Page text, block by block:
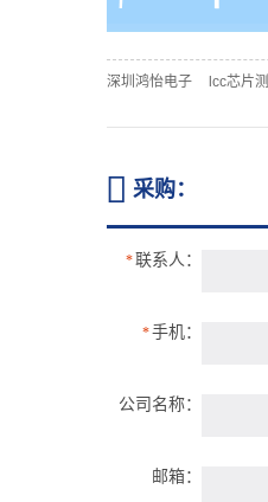
深圳鸿怡电子 lcc芯片
 采购：
hmilu-lcc94（
*联系人：
*手机：
公司名称：
邮箱：